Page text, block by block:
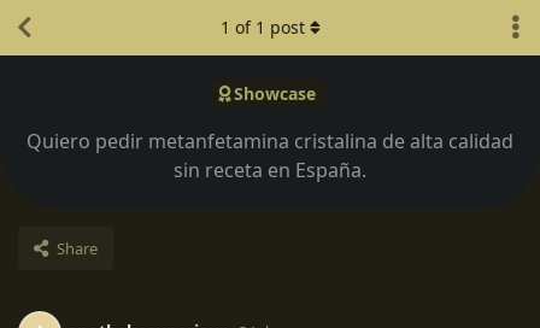
Showcase
Quiero pedir metanfetamina cristalina de alta calidad
sin receta en España.
Share
1 of 1 post